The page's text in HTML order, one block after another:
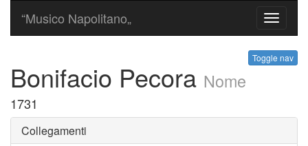
Toggle
“Musico Napolitano„
Toggle nav
Bonifacio Pecora Nome
1731
Collegamenti